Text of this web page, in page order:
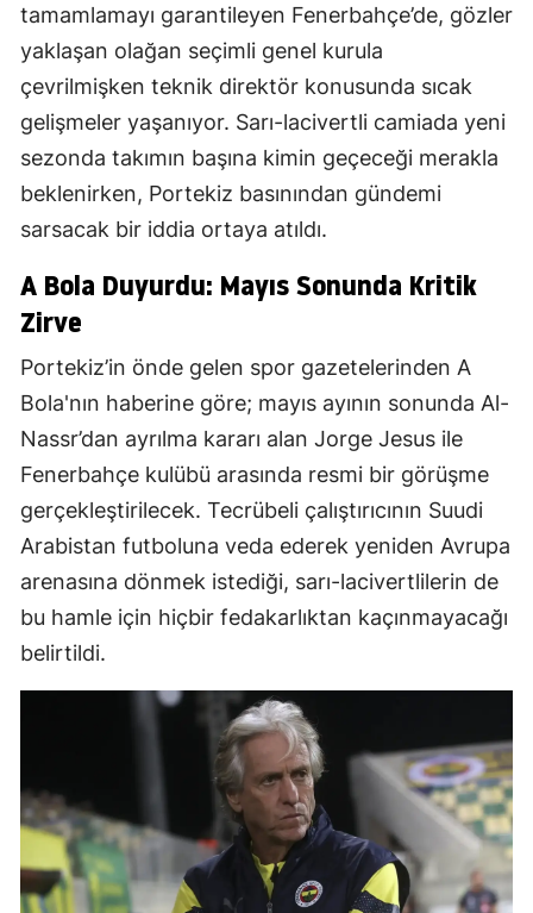
tamamlamayı garantileyen Fenerbahçe’de, gözler
yaklaşan olağan seçimli genel kurula
çevrilmişken teknik direktör konusunda sıcak
gelişmeler yaşanıyor. Sarı-lacivertli camiada yeni
sezonda takımın başına kimin geçeceği merakla
beklenirken, Portekiz basınından gündemi
sarsacak bir iddia ortaya atıldı.
A Bola Duyurdu: Mayıs Sonunda Kritik
Zirve
Portekiz’in önde gelen spor gazetelerinden A
Bola'nın haberine göre; mayıs ayının sonunda Al-
Nassr’dan ayrılma kararı alan Jorge Jesus ile
Fenerbahçe kulübü arasında resmi bir görüşme
gerçekleştirilecek. Tecrübeli çalıştırıcının Suudi
Arabistan futboluna veda ederek yeniden Avrupa
arenasına dönmek istediği, sarı-lacivertlilerin de
bu hamle için hiçbir fedakarlıktan kaçınmayacağı
belirtildi.